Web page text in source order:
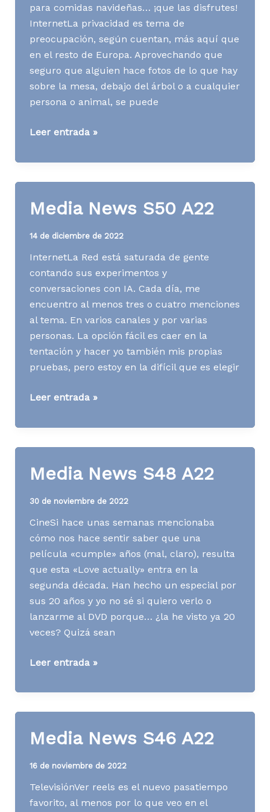
para comidas navideñas… ¡que las disfrutes!
InternetLa privacidad es tema de
preocupación, según cuentan, más aquí que
en el resto de Europa. Aprovechando que
seguro que alguien hace fotos de lo que hay
sobre la mesa, debajo del árbol o a cualquier
persona o animal, se puede
Media
S51
Leer entrada »
Media News S50 A22
14 de diciembre de 2022
InternetLa Red está saturada de gente
contando sus experimentos y
conversaciones con IA. Cada día, me
encuentro al menos tres o cuatro menciones
al tema. En varios canales y por varias
personas. La opción fácil es caer en la
tentación y hacer yo también mis propias
pruebas, pero estoy en la difícil que es elegir
Media
S50
Leer entrada »
Media News S48 A22
30 de noviembre de 2022
CineSi hace unas semanas mencionaba
cómo nos hace sentir saber que una
película «cumple» años (mal, claro), resulta
que esta «Love actually» entra en la
segunda década. Han hecho un especial por
sus 20 años y yo no sé si quiero verlo o
lanzarme al DVD porque… ¿la he visto ya 20
veces? Quizá sean
Media
S48
Leer entrada »
Media News S46 A22
16 de noviembre de 2022
TelevisiónVer reels es el nuevo pasatiempo
favorito, al menos por lo que veo en el